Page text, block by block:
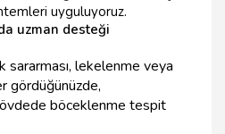
uyguluyoruz.
uzman desteği
sararması, lekelenme veya
gördüğünüzde,
böceklenme tespit